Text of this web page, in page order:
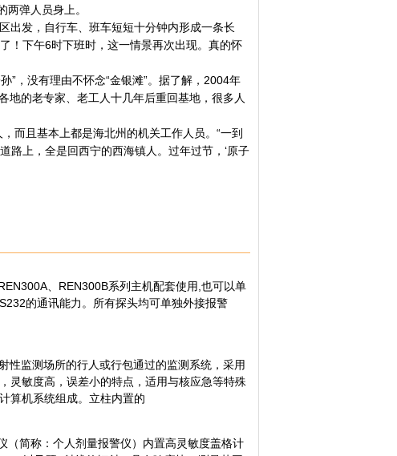
弹人员身上。
发，自行车、班车短短十分钟内形成一条长
！下午6时下班时，这一情景再次出现。真的怀
，没有理由不怀念“金银滩”。据了解，2004年
地的老专家、老工人十几年后重回基地，很多人
且基本上都是海北州的机关工作人员。“一到
路上，全是回西宁的西海镇人。过年过节，‘原子
、REN300B系列主机配套使用,也可以单
的通讯能力。所有探头均可单独外接报警
监测场所的行人或行包通过的监测系统，采用
灵敏度高，误差小的特点，适用与核应急等特殊
算机系统组成。立柱内置的
（简称：个人剂量报警仪）内置高灵敏度盖格计